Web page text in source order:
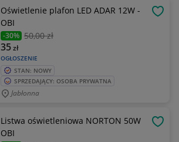
Oświetlenie plafon LED ADAR 12W -
OBI
-30% 50,00 zł
OGŁOSZENIE
35zł
STAN: NOWY
SPRZEDAJĄCY: OSOBA PRYWATNA
Jabłonna
Listwa oświetleniowa NORTON 50W
OBI